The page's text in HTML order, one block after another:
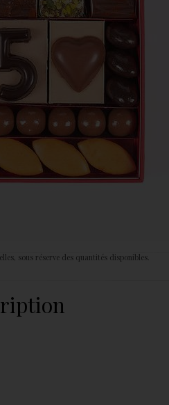
sous réserve des quantités disponibles.